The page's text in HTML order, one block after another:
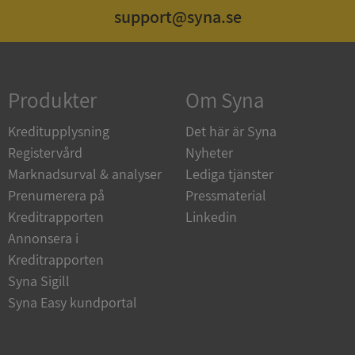
support@syna.se
Produkter
Kreditupplysning
Registervård
Marknadsurval & analyser
Prenumerera på
Kreditrapporten
Annonsera i
Kreditrapporten
Syna Sigill
Syna Easy kundportal
Om Syna
Det här är Syna
Nyheter
Lediga tjänster
Pressmaterial
Linkedin
Strikt nödvändiga kakor tillåter
kärnwebbplatsfunktioner som användarinloggning
och kontohantering. Webbplatsen kan inte
användas ordentligt utan strikt nödvändiga cookies.
Namn
Leverantör
Domän
Microsoft
Corporation